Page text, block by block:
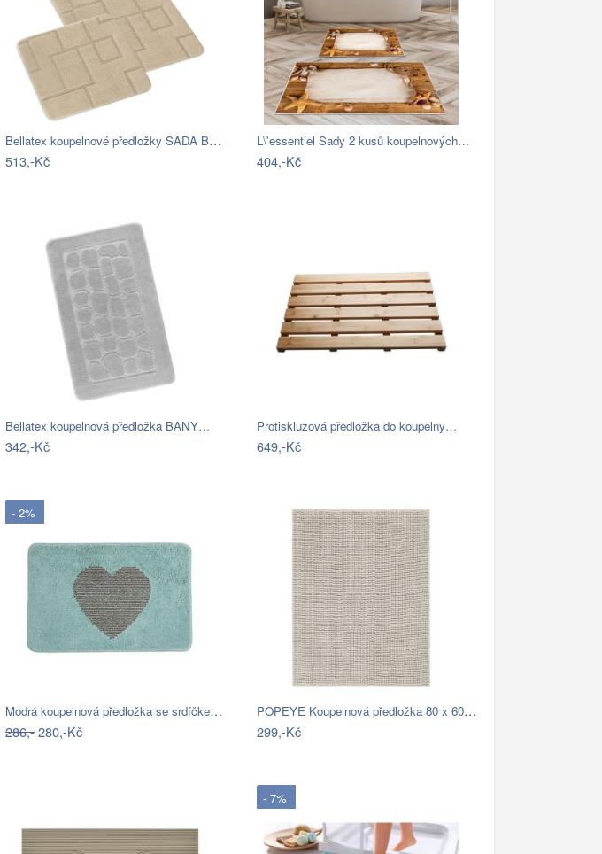
Bellatex koupelnové předložky SADA BANY…
513,-Kč
L\'essentiel Sady 2 kusů koupelnových…
404,-Kč
Bellatex koupelnová předložka BANY…
342,-Kč
Protiskluzová předložka do koupelny…
649,-Kč
- 2%
Modrá koupelnová předložka se srdíčkem …
286,-280,-Kč
POPEYE Koupelnová předložka 80 x 60 cm …
299,-Kč
- 7%